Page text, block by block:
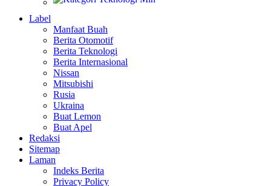
Label
Manfaat Buah
Berita Otomotif
Berita Teknologi
Berita Internasional
Nissan
Mitsubishi
Rusia
Ukraina
Buat Lemon
Buat Apel
Redaksi
Sitemap
Laman
Indeks Berita
Privacy Policy